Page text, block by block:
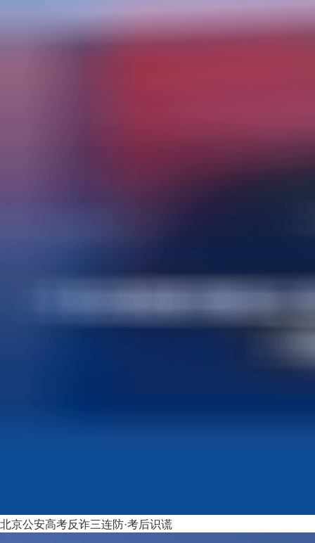
北京公安高考反诈三连防·考后识谎